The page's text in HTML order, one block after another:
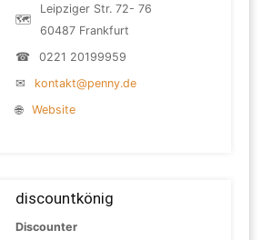
🗺
Leipziger Str. 72- 76
60487 Frankfurt
☎
0221 20199959
✉
kontakt@penny.de
🌐
Website
discountkönig
Discounter